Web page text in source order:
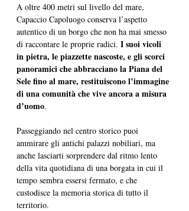
A oltre 400 metri sul livello del mare,
Capaccio Capoluogo conserva l’aspetto
autentico di un borgo che non ha mai smesso
di raccontare le proprie radici. I suoi vicoli
in pietra, le piazzette nascoste, e gli scorci
panoramici che abbracciano la Piana del
Sele fino al mare, restituiscono l’immagine
di una comunità che vive ancora a misura
d’uomo.
Passeggiando nel centro storico puoi
ammirare gli antichi palazzi nobiliari, ma
anche lasciarti sorprendere dal ritmo lento
della vita quotidiana di una borgata in cui il
tempo sembra essersi fermato, e che
custodisce la memoria storica di tutto il
territorio.